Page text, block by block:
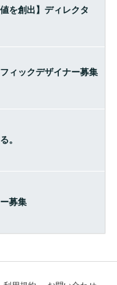
を創出】ディレクタ
ィックデザイナー募集
。
募集